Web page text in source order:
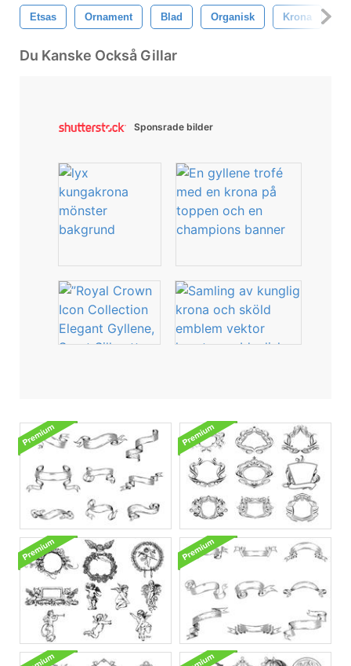
Etsas Ornament Blad Organisk Krona
Du Kanske Också Gillar
Sponsrade bilder